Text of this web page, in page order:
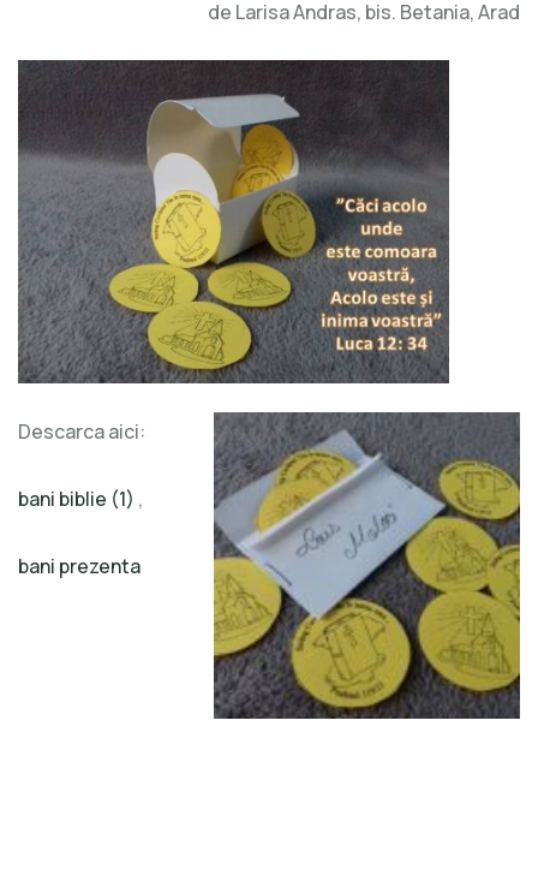
de Larisa Andras, bis. Betania, Arad
Descarca aici:
bani biblie (1) ,
bani prezenta